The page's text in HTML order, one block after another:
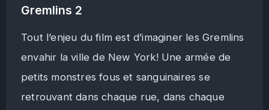
Gremlins 2
Tout l’enjeu du film est d’imaginer les Gremlins
envahir la ville de New York! Une armée de
petits monstres fous et sanguinaires se
retrouvant dans chaque rue, dans chaque